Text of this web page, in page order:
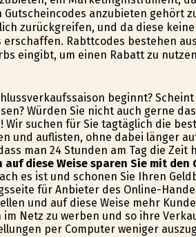
anzubieten gehört
zurückgreifen, und da diese
Rabttcodes bestehen aus
eingibt, um einen Rabatt zu
beginnt?
Würden Sie nicht auch gerne
suchen für Sie tagtäglich die
und auflisten, ohne dabei länger
man 24 Stunden am Tag die Zeit
auf diese Weise sparen Sie mit den
es ist und schonen Sie Ihren
für Anbieter des Online-
und auf diese Weise mehr
Netz zu werben und so ihre
per Computer weniger